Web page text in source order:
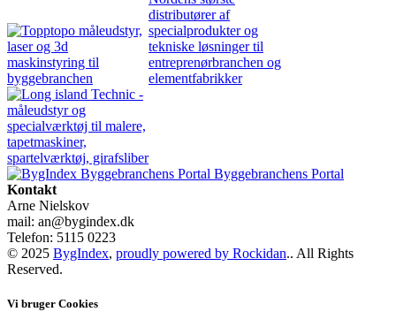
Byggebranchens Portal
Kontakt
Arne Nielskov
mail: an@bygindex.dk
Telefon: 5115 0223
© 2025 BygIndex, proudly powered by Rockidan.. All Rights
Reserved.
Vi bruger Cookies